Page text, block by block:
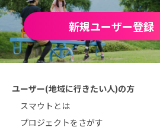
新規ユーザー登録
ユーザー(地域に行きたい人)の方
スマウトとは
プロジェクトをさがす